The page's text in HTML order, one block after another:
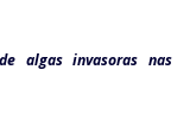
algas invasoras nas